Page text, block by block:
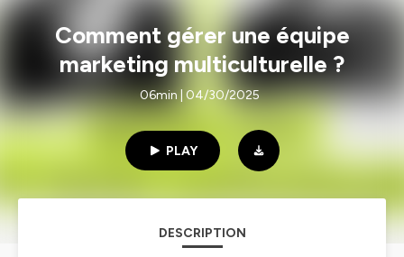
Comment gérer une équipe
marketing multiculturelle ?
06min | 04/30/2025
PLAY
DESCRIPTION